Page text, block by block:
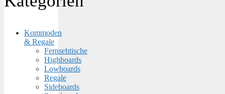
Kommoden
& Regale
Fernsehtische
Highboards
Lowboards
Regale
Sideboards